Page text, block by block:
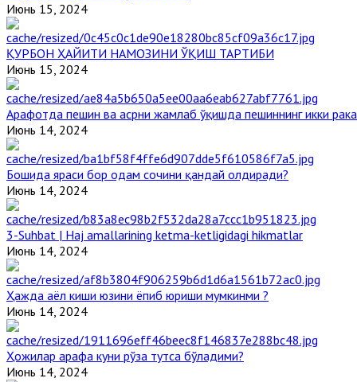
Июнь 15, 2024
ҚУРБОН ҲАЙИТИ НАМОЗИНИ ЎҚИШ ТАРТИБИ
Июнь 15, 2024
Арафотда пешин ва асрни жамлаб ўқишда пешиннинг икки
Июнь 14, 2024
Бошида яраси бор одам сочини қандай олдиради?
Июнь 14, 2024
3-Suhbat | Haj amallarining ketma-ketligidagi hikmatlar
Июнь 14, 2024
Ҳажда аёл киши юзини ёпиб юриши мумкинми ?
Июнь 14, 2024
Ҳожилар арафа куни рўза тутса бўладими?
Июнь 14, 2024